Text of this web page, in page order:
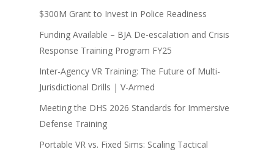
$300M Grant to Invest in Police Readiness
Funding Available – BJA De-escalation and Crisis
Response Training Program FY25
Inter-Agency VR Training: The Future of Multi-
Jurisdictional Drills | V-Armed
Meeting the DHS 2026 Standards for Immersive
Defense Training
Portable VR vs. Fixed Sims: Scaling Tactical
Mises à jour
Démonstration
Système
virtuel V-Armed
Système portable V-
Police
Avantages de la
policière
Militaire